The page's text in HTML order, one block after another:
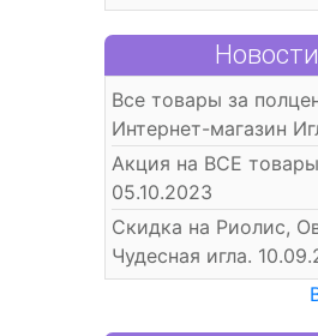
Новости
Все товары за
Интернет-магазин
Акция на ВСЕ
05.10.2023
Скидка на Риолис,
Чудесная игла.